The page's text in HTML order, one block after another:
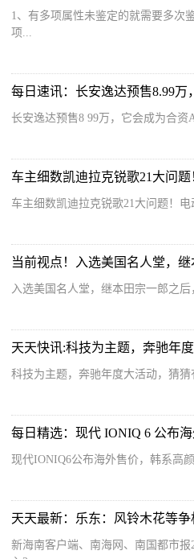
1、有多项属性未鉴定的就需要多次
项...
长安逸达预售8 99万，它会成为合资
车主细数凯迪拉克锐歌21大问题！电
入选美国名人堂，继本田宗一郎之后
天天快讯:科技为主题，奔驰年
科技为主题，奔驰年度大活动，猜猜
每日精选：现代 IONIQ 6 公布
现代IONIQ6公布海外售价，韩系高
新海南客户端、南海网、南国都市